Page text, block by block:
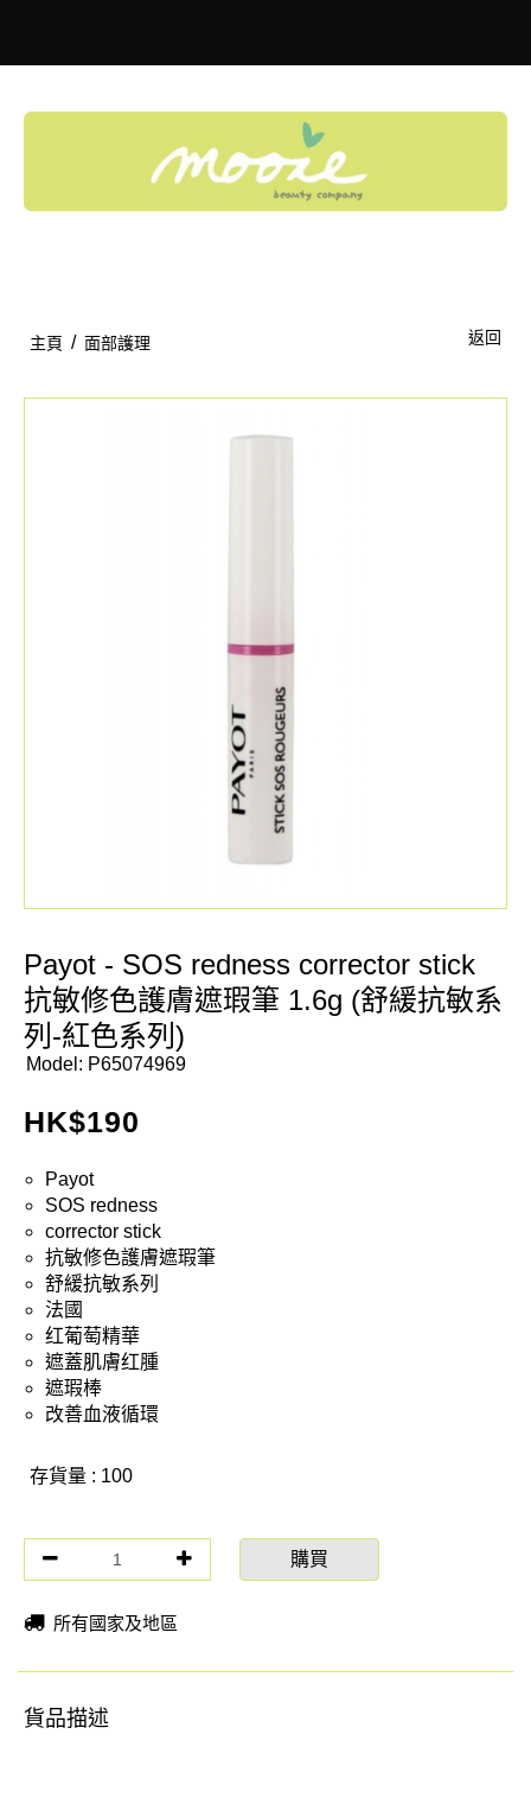
主頁 / 面部護理 返回
Payot - SOS redness corrector stick
抗敏修色護膚遮瑕筆 1.6g (舒緩抗敏系
列-紅色系列)
Model: P65074969
HK$190
Payot
SOS redness
corrector stick
抗敏修色護膚遮瑕筆
舒緩抗敏系列
法國
红葡萄精華
遮蓋肌膚红腫
遮瑕棒
改善血液循環
存貨量 : 100
購買
所有國家及地區
貨品描述